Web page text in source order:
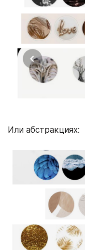
Или абстракциях: